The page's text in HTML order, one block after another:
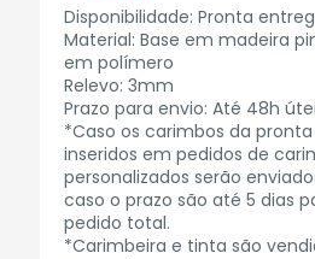
Disponibilidade: Pronta
Material: Base em madeira
em polímero
Relevo: 3mm
Prazo para envio: Até 48h
*Caso os carimbos da
inseridos em pedidos de
personalizados serão
caso o prazo são até 5 dias
pedido total.
*Carimbeira e tinta são